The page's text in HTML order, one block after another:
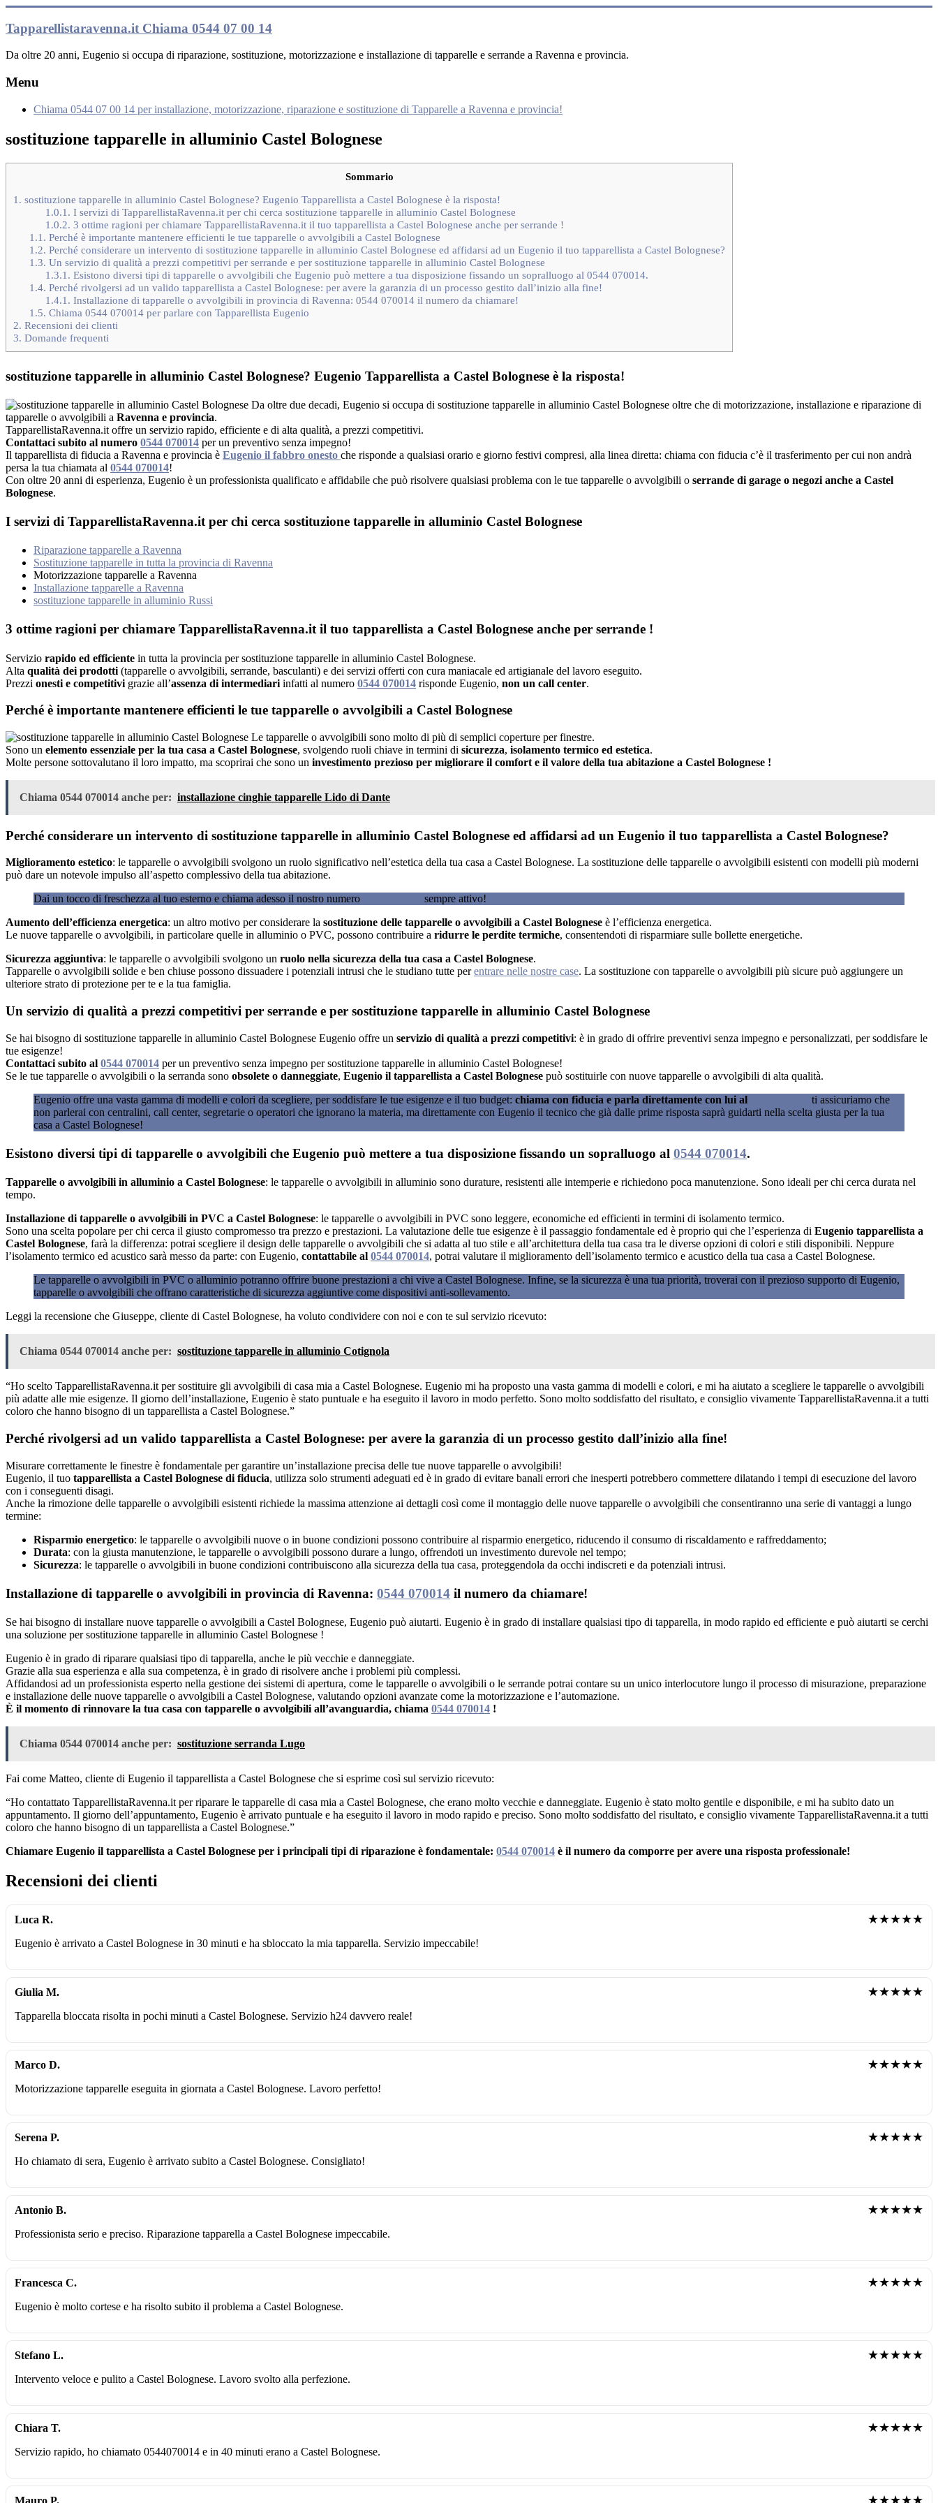
al
contenuto
Tapparellistaravenna.it Chiama 0544 07 00 14
Da oltre 20 anni, Eugenio si occupa di riparazione, sostituzione, motorizzazione e installazione di tapparelle e serrande a Ravenna e provincia.
Menu
Chiama 0544 07 00 14 per installazione, motorizzazione, riparazione e sostituzione di Tapparelle a Ravenna e provincia!
sostituzione tapparelle in alluminio Castel Bolognese
Sommario
1. sostituzione tapparelle in alluminio Castel Bolognese? Eugenio Tapparellista a Castel Bolognese è la risposta!
1.0.1. I servizi di TapparellistaRavenna.it per chi cerca sostituzione tapparelle in alluminio Castel Bolognese
1.0.2. 3 ottime ragioni per chiamare TapparellistaRavenna.it il tuo tapparellista a Castel Bolognese anche per serrande !
1.1. Perché è importante mantenere efficienti le tue tapparelle o avvolgibili a Castel Bolognese
1.2. Perché considerare un intervento di sostituzione tapparelle in alluminio Castel Bolognese ed affidarsi ad un Eugenio il tuo tapparellista a Castel Bolognese?
1.3. Un servizio di qualità a prezzi competitivi per serrande e per sostituzione tapparelle in alluminio Castel Bolognese
1.3.1. Esistono diversi tipi di tapparelle o avvolgibili che Eugenio può mettere a tua disposizione fissando un sopralluogo al 0544 070014.
1.4. Perché rivolgersi ad un valido tapparellista a Castel Bolognese: per avere la garanzia di un processo gestito dall’inizio alla fine!
1.4.1. Installazione di tapparelle o avvolgibili in provincia di Ravenna: 0544 070014 il numero da chiamare!
1.5. Chiama 0544 070014 per parlare con Tapparellista Eugenio
2. Recensioni dei clienti
3. Domande frequenti
sostituzione tapparelle in alluminio Castel Bolognese? Eugenio Tapparellista a Castel Bolognese è la risposta!
Da oltre due decadi, Eugenio si occupa di sostituzione tapparelle in alluminio Castel Bolognese oltre che di motorizzazione, installazione e riparazione di
tapparelle o avvolgibili a Ravenna e provincia.
TapparellistaRavenna.it offre un servizio rapido, efficiente e di alta qualità, a prezzi competitivi.
Contattaci subito al numero 0544 070014 per un preventivo senza impegno!
Il tapparellista di fiducia a Ravenna e provincia è Eugenio il fabbro onesto che risponde a qualsiasi orario e giorno festivi compresi, alla linea diretta: chiama con fiducia c’è il trasferimento per cui non andrà
persa la tua chiamata al 0544 070014!
Con oltre 20 anni di esperienza, Eugenio è un professionista qualificato e affidabile che può risolvere qualsiasi problema con le tue tapparelle o avvolgibili o serrande di garage o negozi anche a Castel
Bolognese.
I servizi di TapparellistaRavenna.it per chi cerca sostituzione tapparelle in alluminio Castel Bolognese
Riparazione tapparelle a Ravenna
Sostituzione tapparelle in tutta la provincia di Ravenna
Motorizzazione tapparelle a Ravenna
Installazione tapparelle a Ravenna
sostituzione tapparelle in alluminio Russi
3 ottime ragioni per chiamare TapparellistaRavenna.it il tuo tapparellista a Castel Bolognese anche per serrande !
Servizio rapido ed efficiente in tutta la provincia per sostituzione tapparelle in alluminio Castel Bolognese.
Alta qualità dei prodotti (tapparelle o avvolgibili, serrande, basculanti) e dei servizi offerti con cura maniacale ed artigianale del lavoro eseguito.
Prezzi onesti e competitivi grazie all’assenza di intermediari infatti al numero 0544 070014 risponde Eugenio, non un call center.
Perché è importante mantenere efficienti le tue tapparelle o avvolgibili a Castel Bolognese
Le tapparelle o avvolgibili sono molto di più di semplici coperture per finestre.
Sono un elemento essenziale per la tua casa a Castel Bolognese, svolgendo ruoli chiave in termini di sicurezza, isolamento termico ed estetica.
Molte persone sottovalutano il loro impatto, ma scoprirai che sono un investimento prezioso per migliorare il comfort e il valore della tua abitazione a Castel Bolognese !
Chiama 0544 070014 anche per: installazione cinghie tapparelle Lido di Dante
Perché considerare un intervento di sostituzione tapparelle in alluminio Castel Bolognese ed affidarsi ad un Eugenio il tuo tapparellista a Castel Bolognese?
Miglioramento estetico: le tapparelle o avvolgibili svolgono un ruolo significativo nell’estetica della tua casa a Castel Bolognese. La sostituzione delle tapparelle o avvolgibili esistenti con modelli più moderni
può dare un notevole impulso all’aspetto complessivo della tua abitazione.
Dai un tocco di freschezza al tuo esterno e chiama adesso il nostro numero
sempre attivo!
Aumento dell’efficienza energetica: un altro motivo per considerare la sostituzione delle tapparelle o avvolgibili a Castel Bolognese è l’efficienza energetica.
Le nuove tapparelle o avvolgibili, in particolare quelle in alluminio o PVC, possono contribuire a ridurre le perdite termiche, consentendoti di risparmiare sulle bollette energetiche.
Sicurezza aggiuntiva: le tapparelle o avvolgibili svolgono un ruolo nella sicurezza della tua casa a Castel Bolognese.
Tapparelle o avvolgibili solide e ben chiuse possono dissuadere i potenziali intrusi che le studiano tutte perentrare nelle nostre case. La sostituzione con tapparelle o avvolgibili più sicure può aggiungere un
ulteriore strato di protezione per te e la tua famiglia.
Un servizio di qualità a prezzi competitivi per serrande e per sostituzione tapparelle in alluminio Castel Bolognese
Se hai bisogno di sostituzione tapparelle in alluminio Castel Bolognese Eugenio offre un servizio di qualità a prezzi competitivi: è in grado di offrire preventivi senza impegno e personalizzati, per soddisfare le
tue esigenze!
Contattaci subito al 0544 070014 per un preventivo senza impegno per sostituzione tapparelle in alluminio Castel Bolognese!
Se le tue tapparelle o avvolgibili o la serranda sono obsolete o danneggiate, Eugenio il tapparellista a Castel Bolognese può sostituirle con nuove tapparelle o avvolgibili di alta qualità.
Eugenio offre una vasta gamma di modelli e colori da scegliere, per soddisfare le tue esigenze e il tuo budget: chiama con fiducia e parla direttamente con lui al
ti assicuriamo che
non parlerai con centralini, call center, segretarie o operatori che ignorano la materia, ma direttamente con Eugenio il tecnico che già dalle prime risposta saprà guidarti nella scelta giusta per la tua
casa a Castel Bolognese!
Esistono diversi tipi di tapparelle o avvolgibili che Eugenio può mettere a tua disposizione fissando un sopralluogo al 0544 070014.
Tapparelle o avvolgibili in alluminio a Castel Bolognese: le tapparelle o avvolgibili in alluminio sono durature, resistenti alle intemperie e richiedono poca manutenzione. Sono ideali per chi cerca durata nel
tempo.
Installazione di tapparelle o avvolgibili in PVC a Castel Bolognese: le tapparelle o avvolgibili in PVC sono leggere, economiche ed efficienti in termini di isolamento termico.
Sono una scelta popolare per chi cerca il giusto compromesso tra prezzo e prestazioni. La valutazione delle tue esigenze è il passaggio fondamentale ed è proprio qui che l’esperienza di Eugenio tapparellista a
Castel Bolognese, farà la differenza: potrai scegliere il design delle tapparelle o avvolgibili che si adatta al tuo stile e all’architettura della tua casa tra le diverse opzioni di colori e stili disponibili. Neppure
l’isolamento termico ed acustico sarà messo da parte: con Eugenio, contattabile al 0544 070014, potrai valutare il miglioramento dell’isolamento termico e acustico della tua casa a Castel Bolognese.
Le tapparelle o avvolgibili in PVC o alluminio potranno offrire buone prestazioni a chi vive a Castel Bolognese. Infine, se la sicurezza è una tua priorità, troverai con il prezioso supporto di Eugenio,
tapparelle o avvolgibili che offrano caratteristiche di sicurezza aggiuntive come dispositivi anti-sollevamento.
Leggi la recensione che Giuseppe, cliente di Castel Bolognese, ha voluto condividere con noi e con te sul servizio ricevuto:
Chiama 0544 070014 anche per: sostituzione tapparelle in alluminio Cotignola
“Ho scelto TapparellistaRavenna.it per sostituire gli avvolgibili di casa mia a Castel Bolognese. Eugenio mi ha proposto una vasta gamma di modelli e colori, e mi ha aiutato a scegliere le tapparelle o avvolgibili
più adatte alle mie esigenze. Il giorno dell’installazione, Eugenio è stato puntuale e ha eseguito il lavoro in modo perfetto. Sono molto soddisfatto del risultato, e consiglio vivamente TapparellistaRavenna.it a tutti
coloro che hanno bisogno di un tapparellista a Castel Bolognese.”
Perché rivolgersi ad un valido tapparellista a Castel Bolognese: per avere la garanzia di un processo gestito dall’inizio alla fine!
Misurare correttamente le finestre è fondamentale per garantire un’installazione precisa delle tue nuove tapparelle o avvolgibili!
Eugenio, il tuo tapparellista a Castel Bolognese di fiducia, utilizza solo strumenti adeguati ed è in grado di evitare banali errori che inesperti potrebbero commettere dilatando i tempi di esecuzione del lavoro
con i conseguenti disagi.
Anche la rimozione delle tapparelle o avvolgibili esistenti richiede la massima attenzione ai dettagli così come il montaggio delle nuove tapparelle o avvolgibili che consentiranno una serie di vantaggi a lungo
termine:
Risparmio energetico: le tapparelle o avvolgibili nuove o in buone condizioni possono contribuire al risparmio energetico, riducendo il consumo di riscaldamento e raffreddamento;
Durata: con la giusta manutenzione, le tapparelle o avvolgibili possono durare a lungo, offrendoti un investimento durevole nel tempo;
Sicurezza: le tapparelle o avvolgibili in buone condizioni contribuiscono alla sicurezza della tua casa, proteggendola da occhi indiscreti e da potenziali intrusi.
Installazione di tapparelle o avvolgibili in provincia di Ravenna: 0544 070014 il numero da chiamare!
Se hai bisogno di installare nuove tapparelle o avvolgibili a Castel Bolognese, Eugenio può aiutarti. Eugenio è in grado di installare qualsiasi tipo di tapparella, in modo rapido ed efficiente e può aiutarti se cerchi
una soluzione per sostituzione tapparelle in alluminio Castel Bolognese !
Eugenio è in grado di riparare qualsiasi tipo di tapparella, anche le più vecchie e danneggiate.
Grazie alla sua esperienza e alla sua competenza, è in grado di risolvere anche i problemi più complessi.
Affidandosi ad un professionista esperto nella gestione dei sistemi di apertura, come le tapparelle o avvolgibili o le serrande potrai contare su un unico interlocutore lungo il processo di misurazione, preparazione
e installazione delle nuove tapparelle o avvolgibili a Castel Bolognese, valutando opzioni avanzate come la motorizzazione e l’automazione.
È il momento di rinnovare la tua casa con tapparelle o avvolgibili all’avanguardia, chiama 0544 070014 !
Chiama 0544 070014 anche per: sostituzione serranda Lugo
Fai come Matteo, cliente di Eugenio il tapparellista a Castel Bolognese che si esprime così sul servizio ricevuto:
“Ho contattato TapparellistaRavenna.it per riparare le tapparelle di casa mia a Castel Bolognese, che erano molto vecchie e danneggiate. Eugenio è stato molto gentile e disponibile, e mi ha subito dato un
appuntamento. Il giorno dell’appuntamento, Eugenio è arrivato puntuale e ha eseguito il lavoro in modo rapido e preciso. Sono molto soddisfatto del risultato, e consiglio vivamente TapparellistaRavenna.it a tutti
coloro che hanno bisogno di un tapparellista a Castel Bolognese.”
Chiamare Eugenio il tapparellista a Castel Bolognese per i principali tipi di riparazione è fondamentale: 0544 070014 è il numero da comporre per avere una risposta professionale!
Recensioni dei clienti
Luca R. ★★★★★
Eugenio è arrivato a Castel Bolognese in 30 minuti e ha sbloccato la mia tapparella. Servizio impeccabile!
Giulia M. ★★★★★
Tapparella bloccata risolta in pochi minuti a Castel Bolognese. Servizio h24 davvero reale!
Marco D. ★★★★★
Motorizzazione tapparelle eseguita in giornata a Castel Bolognese. Lavoro perfetto!
Serena P. ★★★★★
Ho chiamato di sera, Eugenio è arrivato subito a Castel Bolognese. Consigliato!
Antonio B. ★★★★★
Professionista serio e preciso. Riparazione tapparella a Castel Bolognese impeccabile.
Francesca C. ★★★★★
Eugenio è molto cortese e ha risolto subito il problema a Castel Bolognese.
Stefano L. ★★★★★
Intervento veloce e pulito a Castel Bolognese. Lavoro svolto alla perfezione.
Chiara T. ★★★★★
Servizio rapido, ho chiamato 0544070014 e in 40 minuti erano a Castel Bolognese.